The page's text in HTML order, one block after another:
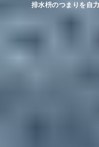
排水枡のつまりを自